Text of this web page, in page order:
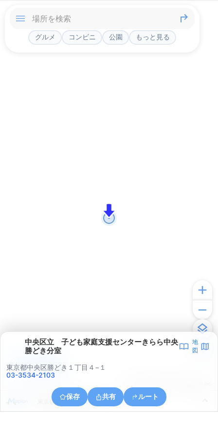
グルメ コンビニ 公園 もっと見る
中央区立 子ども家庭支援センターきらら中央
勝どき分室
地
図
東京都中央区勝どき１丁目４−１
03-3534-2103
保存 共有 ルート
東京都江東区豊洲６丁目５
アプリで見る